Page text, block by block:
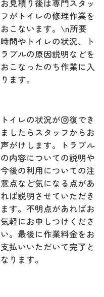
お見積り後は専門スタッ
フがトイレの修理作業を
おこないます。\n所要
時間やトイレの状況、ト
ラブルの原因説明などを
おこなったのち作業に入
ります。
トイレの状況が回復でき
ましたらスタッフからお
声がけします。トラブル
の内容についての説明や
今後の利用についての注
意点など気になる点があ
れば説明させていただき
ます。不明点があればお
気軽にお申しつけくださ
い。最後に作業料金をお
支払いいただいて完了と
なります。